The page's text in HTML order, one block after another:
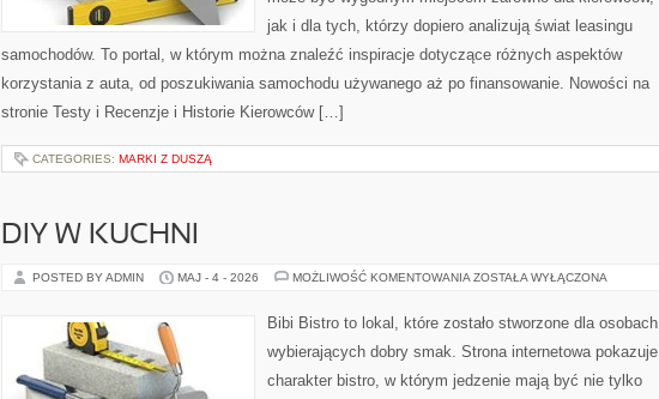
jak i dla tych, którzy dopiero analizują świat leasingu
samochodów. To portal, w którym można znaleźć inspiracje dotyczące różnych aspektów
korzystania z auta, od poszukiwania samochodu używanego aż po finansowanie. Nowości na
stronie Testy i Recenzje i Historie Kierowców […]
CATEGORIES: MARKI Z DUSZĄ
DIY W KUCHNI
POSTED BY ADMIN MAJ - 4 - 2026 MOŻLIWOŚĆ KOMENTOWANIA DIY
ZOSTAŁA WYŁĄCZONA
Bibi Bistro to lokal, które zostało stworzone dla osobach
wybierających dobry smak. Strona internetowa pokazuje
charakter bistro, w którym jedzenie mają być nie tylko